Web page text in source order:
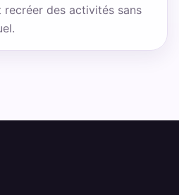
recréer des activités sans